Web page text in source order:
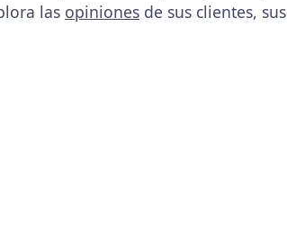
las opiniones de sus clientes, sus